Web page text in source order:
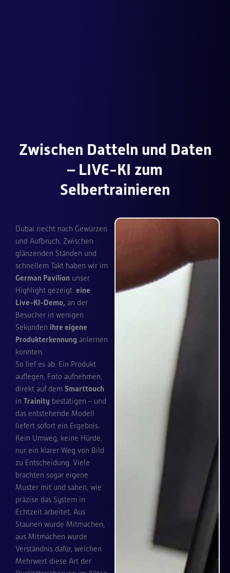
Zwischen Datteln und Daten
– LIVE-KI zum
Selbertrainieren
Dubai riecht nach Gewürzen
und Aufbruch. Zwischen
glänzenden Ständen und
schnellem Takt haben wir im
German Pavilion unser
Highlight gezeigt: eine
Live-KI-Demo, an der
Besucher in wenigen
Sekunden ihre eigene
Produkterkennung anlernen
konnten.
So lief es ab: Ein Produkt
auflegen, Foto aufnehmen,
direkt auf dem Smarttouch
in Trainity bestätigen – und
das entstehende Modell
liefert sofort ein Ergebnis.
Kein Umweg, keine Hürde,
nur ein klarer Weg von Bild
zu Entscheidung. Viele
brachten sogar eigene
Muster mit und sahen, wie
präzise das System in
Echtzeit arbeitet. Aus
Staunen wurde Mitmachen,
aus Mitmachen wurde
Verständnis dafür, welchen
Mehrwert diese Art der